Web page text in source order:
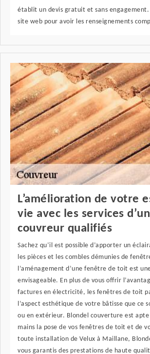
établit un devis gratuit et sans
site web pour avoir les renseignements
L’amélioration de votre
vie avec les services
couvreur qualifiés
Sachez qu’il est possible d’apporter un
les pièces et les combles démunies de
l’aménagement d’une fenêtre de toit est
envisageable. En plus de vous offrir
factures en électricité, les fenêtres de toit
l’aspect esthétique de votre bâtisse que ce
ou en extérieur. Blondel couverture est
mains la pose de vos fenêtres de toit et de
toute installation de Velux à Maillane,
vous garantis des prestations de haute